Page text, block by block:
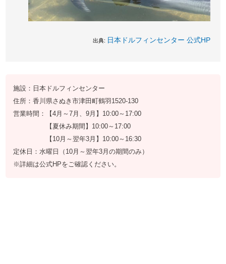
出典: 日本ドルフィンセンター 公式HP
施設：日本ドルフィンセンター
住所：香川県さぬき市津田町鶴羽1520-130
営業時間：【4月～7月、9月】10:00～17:00
【夏休み期間】10:00～17:00
【10月～翌年3月】10:00～16:30
定休日：水曜日（10月～翌年3月の期間のみ）
※詳細は公式HPをご確認ください。